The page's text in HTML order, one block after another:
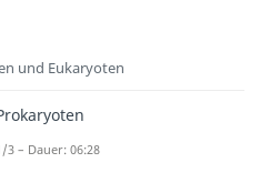
und Eukaryoten
3 – Dauer: 06:28